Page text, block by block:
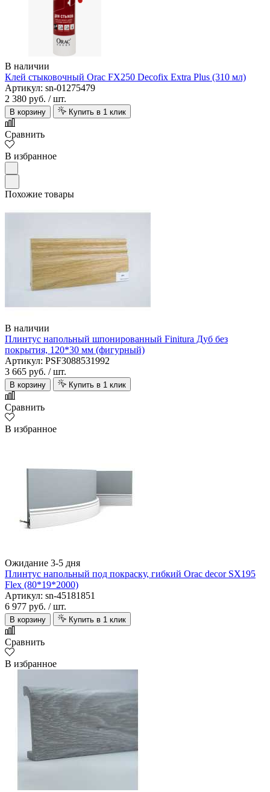
В наличии
Клей стыковочный Orac FX250 Decofix Extra Plus (310 мл)
Артикул: sn-01275479
2 380 руб. / шт.
В корзину Купить в 1 клик
Сравнить
В избранное
Похожие товары
В наличии
Плинтус напольный шпонированный Finitura Дуб без
покрытия, 120*30 мм (фигурный)
Артикул: PSF3088531992
3 665 руб. / шт.
В корзину Купить в 1 клик
Сравнить
В избранное
Ожидание 3-5 дня
Плинтус напольный под покраску, гибкий Orac decor SX195
Flex (80*19*2000)
Артикул: sn-45181851
6 977 руб. / шт.
В корзину Купить в 1 клик
Сравнить
В избранное